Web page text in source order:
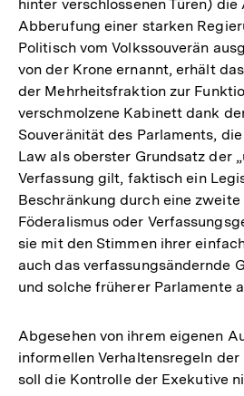
hinter verschlossenen Türen) die
Abberufung einer starken
Politisch vom Volkssouverän
von der Krone ernannt, erhält
der Mehrheitsfraktion zur
verschmolzene Kabinett dank
Souveränität des Parlaments,
Law als oberster Grundsatz der
Verfassung gilt, faktisch ein
Beschränkung durch eine zweite
Föderalismus oder
sie mit den Stimmen ihrer
auch das verfassungsändernde
und solche früherer Parlamente
Abgesehen von ihrem eigenen
informellen Verhaltensregeln
soll die Kontrolle der Exekutive